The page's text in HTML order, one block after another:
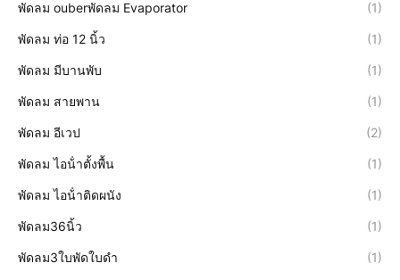
พัดลม ouberพัดลม Evaporator (1)
พัดลม ท่อ 12 นิ้ว (1)
พัดลม มีบานพับ (1)
พัดลม สายพาน (1)
พัดลม อีเวป (2)
พัดลม ไอน้ําตั้งพื้น (1)
พัดลม ไอน้ําติดผนัง (1)
พัดลม36นิ้ว (1)
พัดลม3ใบพัดใบดำ (1)